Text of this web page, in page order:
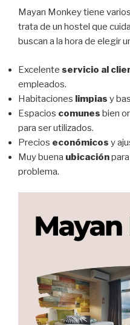
Mayan Monkey tiene
trata de un hostel que cuida
buscan a la hora de elegir
Excelente servicio al
empleados.
Habitaciones limpias y
Espacios comunes bien
para ser utilizados.
Precios económicos y
Muy buena ubicación
problema.